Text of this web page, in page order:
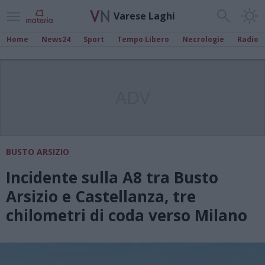
Varese Laghi
Home News24 Sport Tempo Libero Necrologie Radio
BUSTO ARSIZIO
Incidente sulla A8 tra Busto
Arsizio e Castellanza, tre
chilometri di coda verso Milano